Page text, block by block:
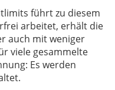
führt zu diesem
arbeitet, erhält die
auch mit weniger
viele gesammelte
Es werden